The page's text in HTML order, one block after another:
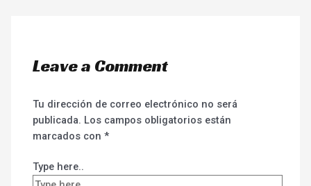
Leave a Comment
Tu dirección de correo electrónico no será
publicada. Los campos obligatorios están
marcados con*
Type here..